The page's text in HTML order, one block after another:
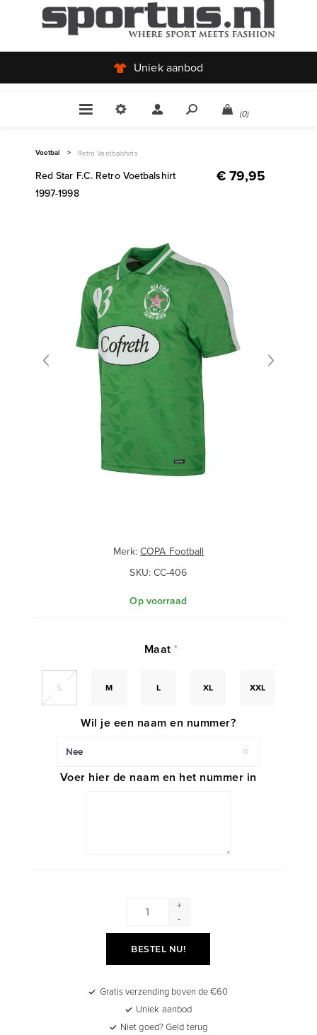
Uniek aanbod
(0)
Voetbal > Retro Voetbalshirts
Red Star F.C. Retro Voetbalshirt
1997-1998
€ 79,95
Merk: COPA Football
SKU: CC-406
Op voorraad
Maat*
S M L XL XXL
Wil je een naam en nummer?
Voer hier de naam en het nummer in
+
-
BESTEL NU!
Gratis verzending boven de €60
Uniek aanbod
Niet goed? Geld terug